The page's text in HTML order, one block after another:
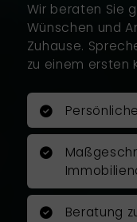
Wir beraten Sie
Wünschen und
Zuhause.
zu einem ersten
Beratung